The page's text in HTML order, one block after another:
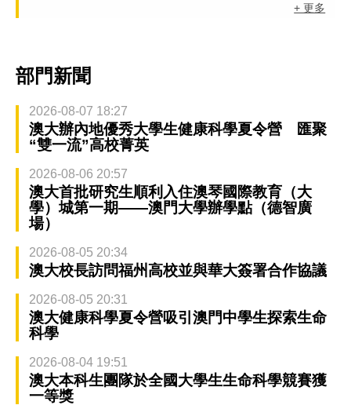
+ 更多
部門新聞
2026-08-07 18:27
澳大辦內地優秀大學生健康科學夏令營 匯聚
“雙一流”高校菁英
2026-08-06 20:57
澳大首批研究生順利入住澳琴國際教育（大
學）城第一期——澳門大學辦學點（德智廣
場）
2026-08-05 20:34
澳大校長訪問福州高校並與華大簽署合作協議
2026-08-05 20:31
澳大健康科學夏令營吸引澳門中學生探索生命
科學
2026-08-04 19:51
澳大本科生團隊於全國大學生生命科學競賽獲
一等獎